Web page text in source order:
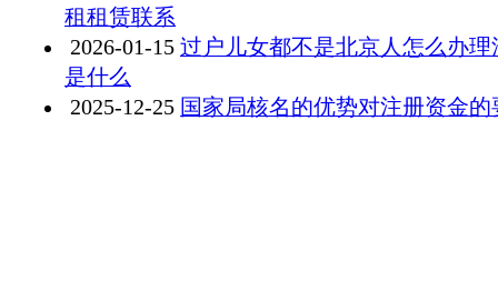
租租赁联系
2026-01-15 过户儿女都不是北京人怎么办理
是什么
2025-12-25 国家局核名的优势对注册资金的